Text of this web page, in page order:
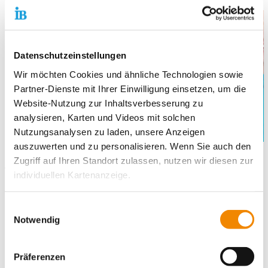
Datenschutzeinstellungen
Wir möchten Cookies und ähnliche Technologien sowie
Partner-Dienste mit Ihrer Einwilligung einsetzen, um die
Website-Nutzung zur Inhaltsverbesserung zu
analysieren, Karten und Videos mit solchen
Nutzungsanalysen zu laden, unsere Anzeigen
auszuwerten und zu personalisieren. Wenn Sie auch den
Zugriff auf Ihren Standort zulassen, nutzen wir diesen zur
individuellen Kartenanzeige.
unsere Partner Daten wie Ihre IP-Adresse und
verarbeiten diese zusammen mit Daten von anderen
Websites. Die Partner erkennen mitunter auch, wenn Sie
zum Website-Besuch verschiedene Geräte verwenden,
Notwendig
Präferenzen
Interessen sind verschieden – deswegen haben wir eine
Vielzahl unterschiedlicher Einsatzstellen. Der richtige Platz für
Schulen & Kindertageseinrichtungen
Krankenhäuser & Kliniken